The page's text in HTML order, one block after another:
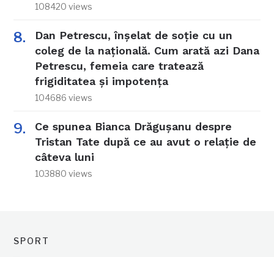
108420 views
Dan Petrescu, înșelat de soție cu un
coleg de la națională. Cum arată azi Dana
Petrescu, femeia care tratează
frigiditatea și impotența
104686 views
Ce spunea Bianca Drăgușanu despre
Tristan Tate după ce au avut o relație de
câteva luni
103880 views
SPORT